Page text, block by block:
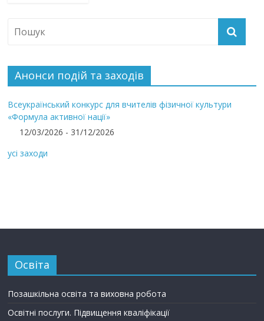
Анонси подій та заходів
Всеукраїнський конкурс для вчителів фізичної культури
«Формула активної нації»
12/03/2026 - 31/12/2026
усі заходи
Освіта
Позашкільна освіта та виховна робота
Освітні послуги. Підвищення кваліфікації